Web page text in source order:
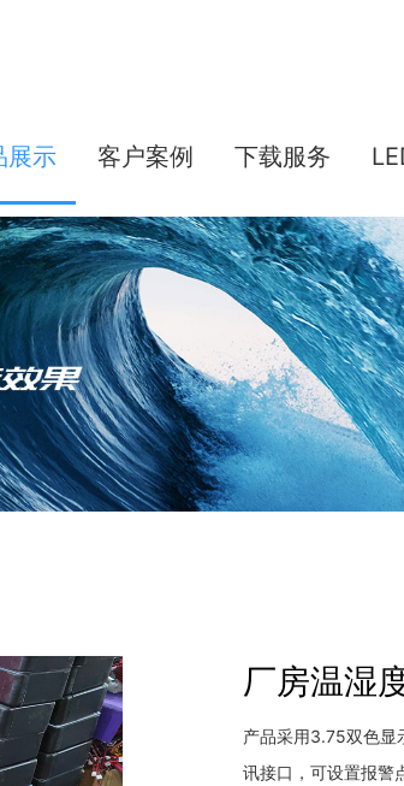
展示 客户案例 下载服务
厂房温湿
产品采用3.75双色
讯接口，可设置报警